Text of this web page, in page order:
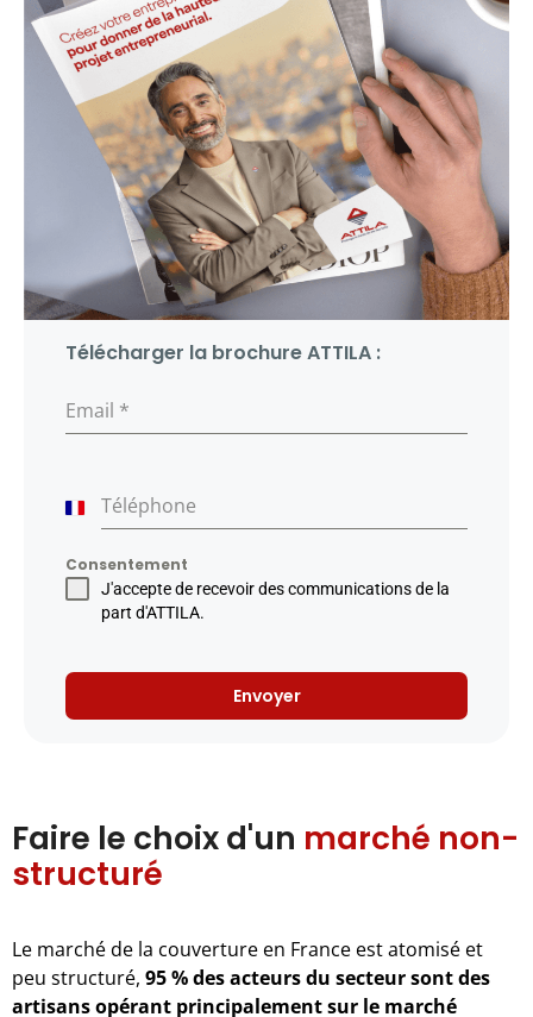
Télécharger la brochure ATTILA :
Email *
Téléphone
France
Consentement
J'accepte de recevoir des communications de la
part d'ATTILA.
Envoyer
Faire le choix d'un marché non-
structuré
Le marché de la couverture en France est atomisé et
peu structuré, 95 % des acteurs du secteur sont des
artisans opérant principalement sur le marché